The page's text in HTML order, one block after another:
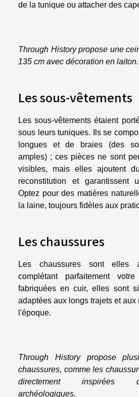
de la tunique ou attacher des
Through History propose une
135 cm avec décoration en laiton.
Les sous-vêtements
Les sous-vêtements étaient
sous leurs tuniques. Ils se
longues et de braies (des
amples) ; ces pièces ne sont
visibles, mais elles ajoutent
reconstitution et garantissent
Optez pour des matières
la laine, toujours fidèles aux
Les chaussures
Les chaussures sont elles
complétant parfaitement
fabriquées en cuir, elles sont
adaptées aux longs trajets et
l'époque.
Through History propose
chaussures, comme les
directement inspirées
archéologiques.